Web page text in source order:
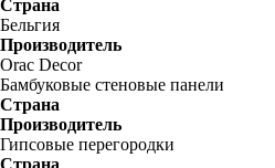
Страна
Бельгия
Производитель
Orac Decor
Бамбуковые стеновые панели
Страна
Производитель
Гипсовые перегородки
Страна